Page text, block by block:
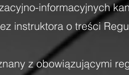
informacyjnych
instruktora o treści
z obowiązującymi